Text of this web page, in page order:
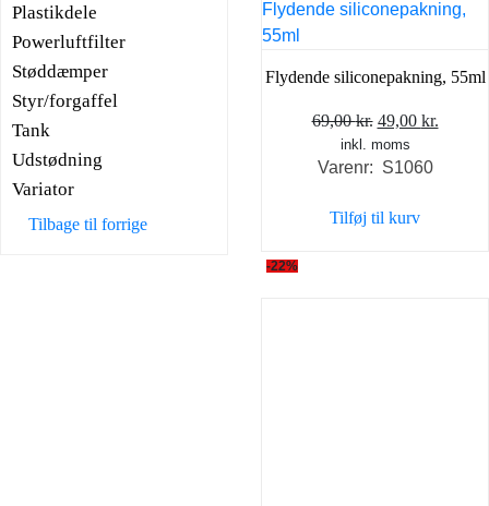
Plastikdele
Powerluftfilter
Støddæmper
Styr/forgaffel
Tank
Udstødning
Variator
Tilbage til forrige
Flydende siliconepakning, 55ml
69,00kr. Den
oprindelige
pris
69,00 kr..
49,00 kr.
inkl. moms
Varenr: S1060
Tilføj til kurv
-22%